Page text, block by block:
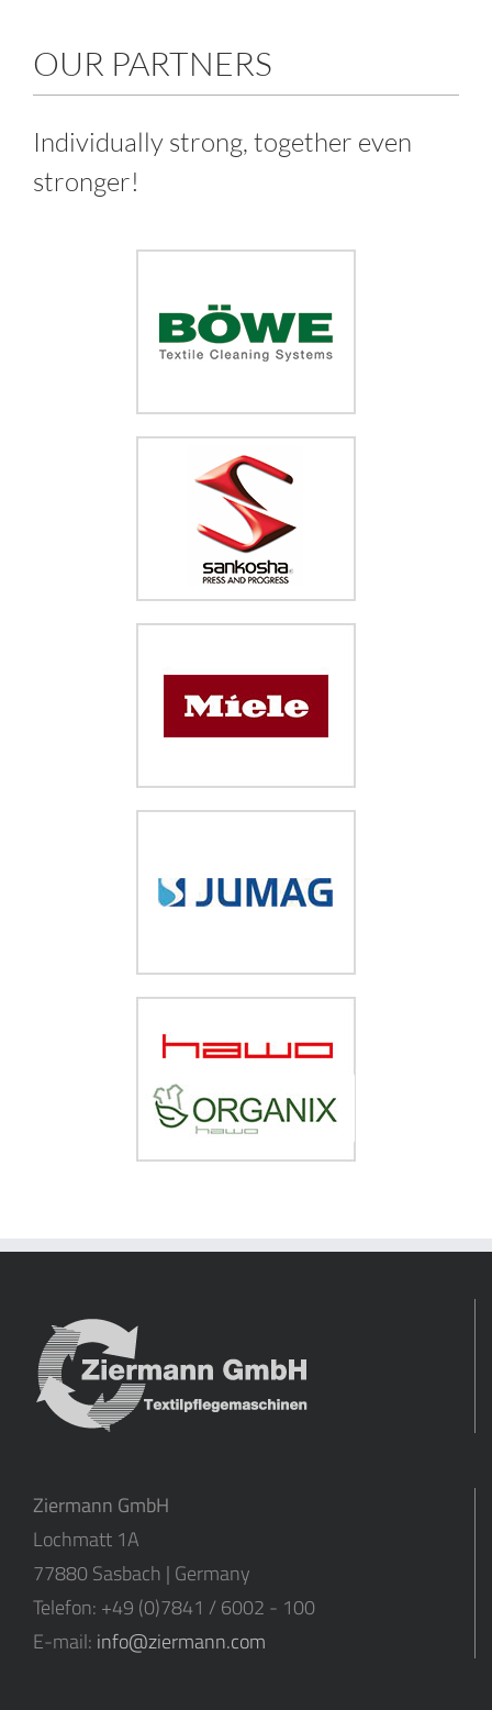
OUR PARTNERS
Individually strong, together even
stronger!
Ziermann GmbH
Lochmatt 1A
77880 Sasbach | Germany
Telefon: +49 (0)7841 / 6002 - 100
E-mail: info@ziermann.com